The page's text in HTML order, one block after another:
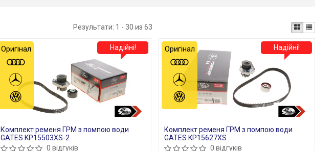
Результати: 1 - 30 из 63
Комплект ременя ГРМ з помпою води
GATES KP15503XS-2
0 відгуків
Надійні!
Оригінал
Комплект ременя ГРМ з помпою води
GATES KP15627XS
0 відгуків
Надійні!
Оригінал